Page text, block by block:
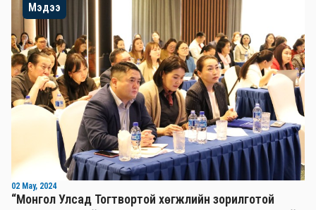
Мэдээ
02 May, 2024
“Монгол Улсад Тогтвортой хөгжлийн зорилготой